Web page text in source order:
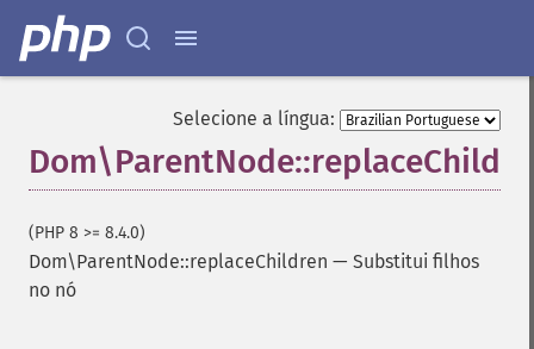
Selecione a língua:
(PHP 8 >= 8.4.0)
Dom\ParentNode::replaceChildren — Substitui filhos
no nó